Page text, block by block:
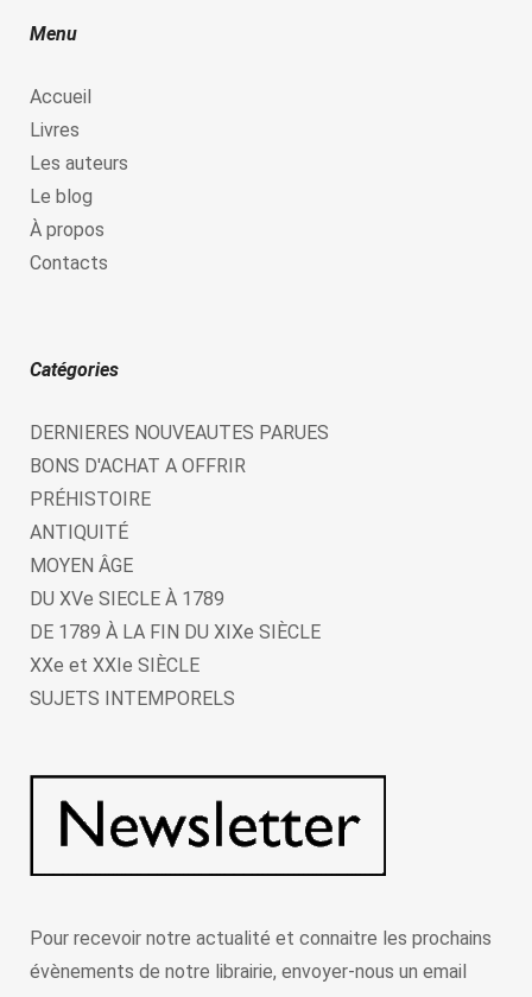
Menu
Accueil
Livres
Les auteurs
Le blog
À propos
Contacts
Catégories
DERNIERES NOUVEAUTES PARUES
BONS D'ACHAT A OFFRIR
PRÉHISTOIRE
ANTIQUITÉ
MOYEN ÂGE
DU XVe SIECLE À 1789
DE 1789 À LA FIN DU XIXe SIÈCLE
XXe et XXIe SIÈCLE
SUJETS INTEMPORELS
Pour recevoir notre actualité et connaitre les prochains
évènements de notre librairie, envoyer-nous un email